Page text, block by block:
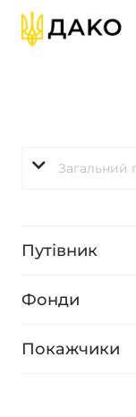
Путівник
Фонди
Покажчики